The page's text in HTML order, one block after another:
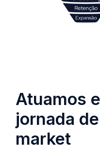
Atuamos
jornada
market